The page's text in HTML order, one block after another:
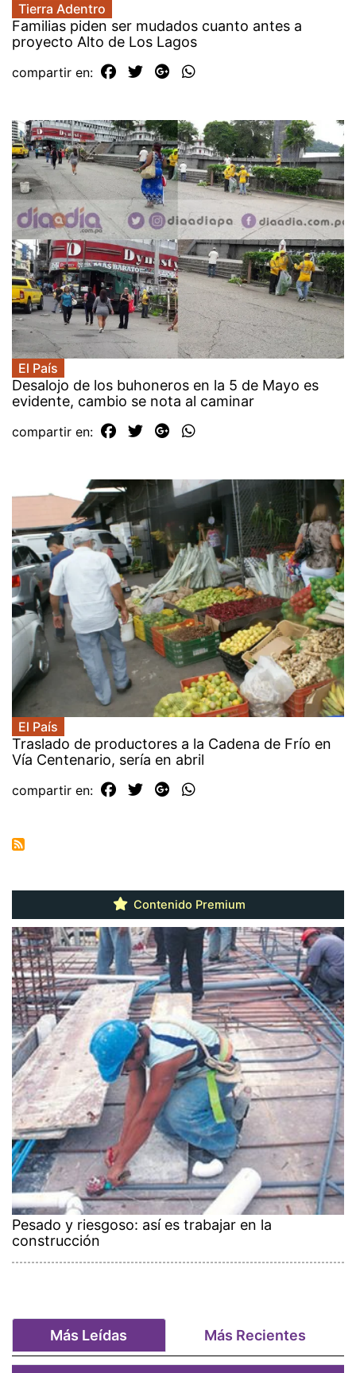
Tierra Adentro
Familias piden ser mudados cuanto antes a
proyecto Alto de Los Lagos
compartir en:
El País
Desalojo de los buhoneros en la 5 de Mayo es
evidente, cambio se nota al caminar
compartir en:
El País
Traslado de productores a la Cadena de Frío en
Vía Centenario, sería en abril
compartir en:
Contenido Premium
Pesado y riesgoso: así es trabajar en la
construcción
Más Leídas Más Recientes